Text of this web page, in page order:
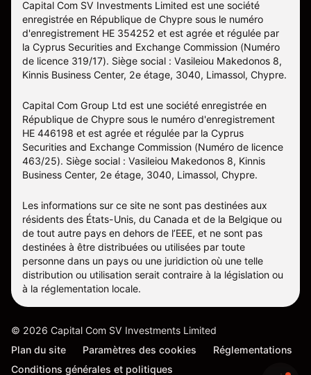
Capital Com SV Investments Limited est une société
enregistrée en République de Chypre sous le numéro
d'enregistrement HE 354252 et est agrée et régulée par
la Cyprus Securities and Exchange Commission (Numéro
de licence 319/17). Siège social : Vasileiou Makedonos 8,
Kinnis Business Center, 2e étage, 3040, Limassol, Chypre.
Capital Com Group Ltd est une société enregistrée en
République de Chypre sous le numéro d'enregistrement
ΗΕ 446198 et est agrée et régulée par la Cyprus
Securities and Exchange Commission (Numéro de licence
463/25). Siège social : Vasileiou Makedonos 8, Kinnis
Business Center, 2e étage, 3040, Limassol, Chypre.
Les informations sur ce site ne sont pas destinées aux
résidents des États-Unis, du Canada et de la Belgique ou
de tout autre pays en dehors de l’EEE, et ne sont pas
destinées à être distribuées ou utilisées par toute
personne dans un pays ou une juridiction où une telle
distribution ou utilisation serait contraire à la législation ou
à la réglementation locale.
© 2026 Capital Com SV Investments Limited
Plan du site
Paramètres des cookies
Réglementations
Conditions générales et politiques